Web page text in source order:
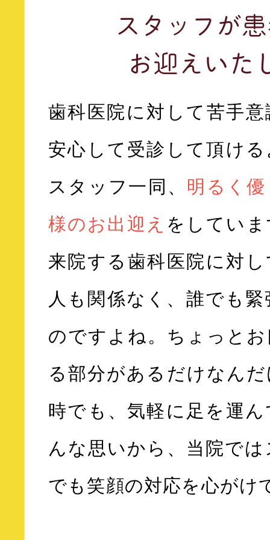
スタッフが
お迎えいた
歯科医院に対して苦手
安心して受診して頂け
スタッフ一同、 明るく
様のお出迎え をしてい
来院する歯科医院に対
人も関係なく、誰でも
のですよね。ちょっと
る部分があるだけなん
時でも、気軽に足を運
んな思いから、当院で
でも笑顔の対応を心がけ